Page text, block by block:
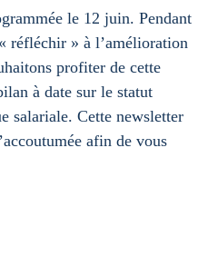
le 12 juin. Pendant
réfléchir » à l’amélioration
profiter de cette
à date sur le statut
salariale. Cette newsletter
afin de vous